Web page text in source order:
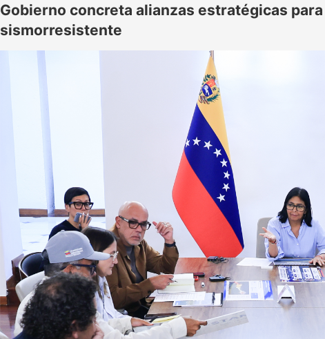
Gobierno concreta alianzas estratégicas
sismorresistente